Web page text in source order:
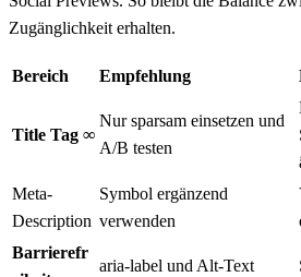
Zugänglichkeit erhalten.
Bereich Empfehlung
Title Tag ∞
Nur sparsam einsetzen und
A/B testen
Meta-
Description
Symbol ergänzend
verwenden
Barrierefr
aria-label und Alt-Text